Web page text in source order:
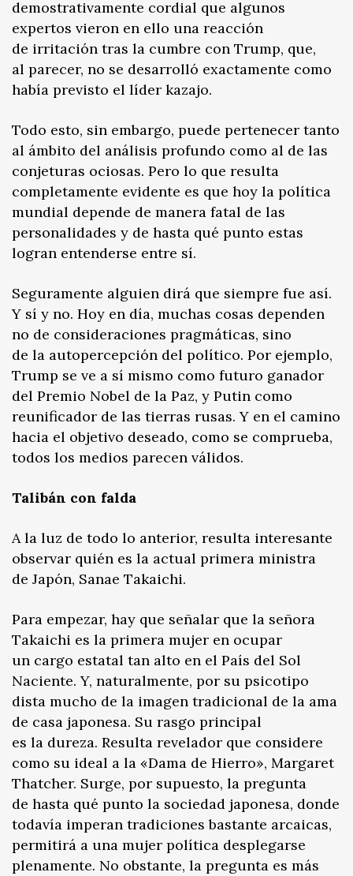
demostrativamente cordial que algunos
expertos vieron en ello una reacción
de irritación tras la cumbre con Trump, que,
al parecer, no se desarrolló exactamente como
había previsto el líder kazajo.
Todo esto, sin embargo, puede pertenecer tanto
al ámbito del análisis profundo como al de las
conjeturas ociosas. Pero lo que resulta
completamente evidente es que hoy la política
mundial depende de manera fatal de las
personalidades y de hasta qué punto estas
logran entenderse entre sí.
Seguramente alguien dirá que siempre fue así.
Y sí y no. Hoy en día, muchas cosas dependen
no de consideraciones pragmáticas, sino
de la autopercepción del político. Por ejemplo,
Trump se ve a sí mismo como futuro ganador
del Premio Nobel de la Paz, y Putin como
reunificador de las tierras rusas. Y en el camino
hacia el objetivo deseado, como se comprueba,
todos los medios parecen válidos.
Talibán con falda
A la luz de todo lo anterior, resulta interesante
observar quién es la actual primera ministra
de Japón, Sanae Takaichi.
Para empezar, hay que señalar que la señora
Takaichi es la primera mujer en ocupar
un cargo estatal tan alto en el País del Sol
Naciente. Y, naturalmente, por su psicotipo
dista mucho de la imagen tradicional de la ama
de casa japonesa. Su rasgo principal
es la dureza. Resulta revelador que considere
como su ideal a la «Dama de Hierro», Margaret
Thatcher. Surge, por supuesto, la pregunta
de hasta qué punto la sociedad japonesa, donde
todavía imperan tradiciones bastante arcaicas,
permitirá a una mujer política desplegarse
plenamente. No obstante, la pregunta es más